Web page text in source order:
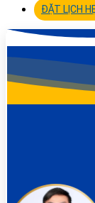
ĐẶT LỊCH